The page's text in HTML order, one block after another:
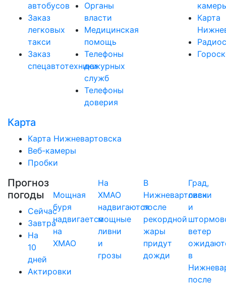
автобусов
Заказ
легковых
такси
Заказ
спецавтотехники
Органы
власти
Медицинская
помощь
Телефоны
дежурных
служб
Телефоны
доверия
Карта
Карта
Карта Нижневартовска
Веб-камеры
Пробки
Прогноз
погоды
Сейчас
Завтра
На
10
дней
Актировки
Мощная
буря
надвигается
на
ХМАО
На
ХМАО
надвигаются
мощные
ливни
и
грозы
В
Нижневартовск
после
рекордной
жары
придут
дожди
Град,
ливни
и
ветер
в
после